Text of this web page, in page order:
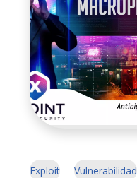
Exploit Vulnerabilidad